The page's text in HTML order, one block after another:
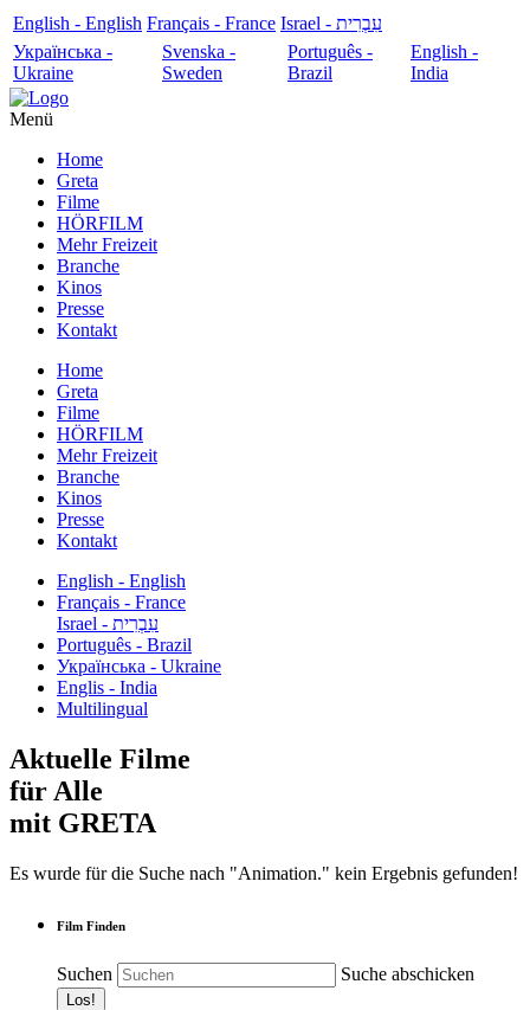
English - English Français - France
עִבְרִית - Israel
Українська -
Ukraine
Svenska -
Sweden
Português -
Brazil
English -
India
Menü
Home
Greta
Filme
HÖRFILM
Mehr Freizeit
Branche
Kinos
Presse
Kontakt
Home
Greta
Filme
HÖRFILM
Mehr Freizeit
Branche
Kinos
Presse
Kontakt
English - English
Français - France
עִבְרִית - Israel
Português - Brazil
Українська - Ukraine
Englis - India
Multilingual
Aktuelle Filme
für Alle
mit GRETA
Es wurde für die Suche nach "Animation." kein Ergebnis gefunden!
Film Finden
Suchen Suche abschicken